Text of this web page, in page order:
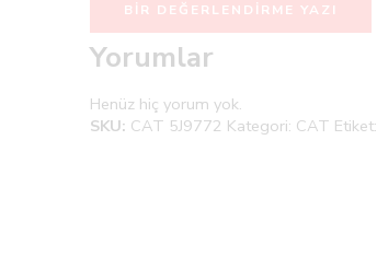
BIR DEĞERLENDIRME YAZI
Yorumlar
Henüz hiç yorum yok.
SKU: CAT 5J9772 Kategori: CAT Etiket: